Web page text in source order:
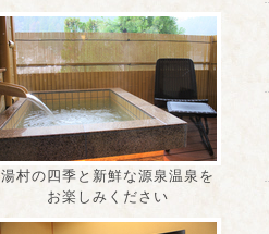
湯村の四季と新鮮な源泉温泉を
お楽しみください